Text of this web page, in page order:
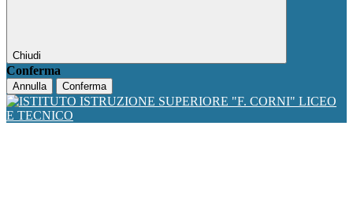
Chiudi
Conferma
Annulla Conferma